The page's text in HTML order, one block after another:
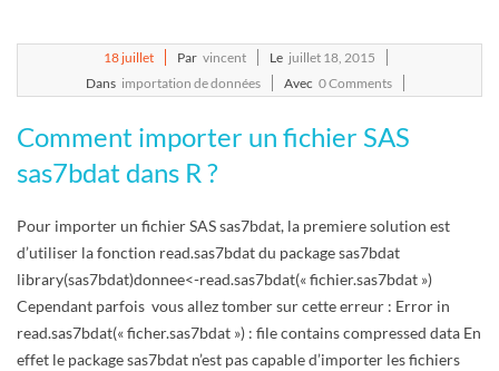
18juillet Par vincent Le juillet 18, 2015
Dans importation de données Avec 0 Comments
Comment importer un fichier SAS
sas7bdat dans R ?
Pour importer un fichier SAS sas7bdat, la premiere solution est
d’utiliser la fonction read.sas7bdat du package sas7bdat
library(sas7bdat)donnee<-read.sas7bdat(« fichier.sas7bdat »)
Cependant parfois vous allez tomber sur cette erreur : Error in
read.sas7bdat(« ficher.sas7bdat ») : file contains compressed data En
effet le package sas7bdat n’est pas capable d’importer les fichiers